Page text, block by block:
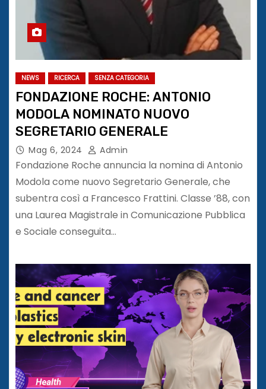
NEWS RICERCA SENZA CATEGORIA
FONDAZIONE ROCHE: ANTONIO
MODOLA NOMINATO NUOVO
SEGRETARIO GENERALE
Mag 6, 2024 Admin
Fondazione Roche annuncia la nomina di Antonio
Modola come nuovo Segretario Generale, che
subentra così a Francesco Frattini. Classe ’88, con
una Laurea Magistrale in Comunicazione Pubblica
e Sociale conseguita…